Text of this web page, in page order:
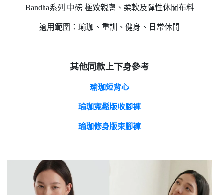
Bandha系列 中磅 極致親膚、柔軟及彈性休閒布料
適用範圍：瑜珈、重訓、健身、日常休閒
其他同款上下身參考
瑜珈短背心
瑜珈寬鬆版收腳褲
瑜珈修身版束腳褲